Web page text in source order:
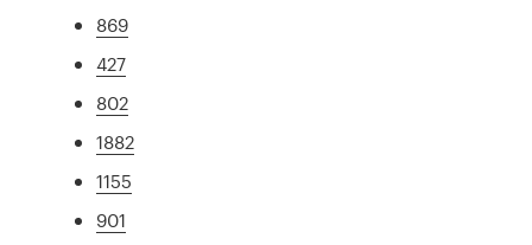
869
427
802
1882
1155
901